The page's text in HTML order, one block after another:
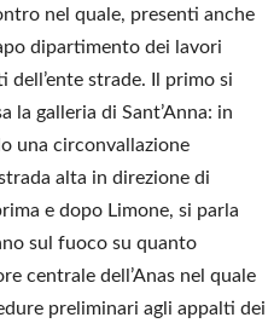
nel quale, presenti anche
dipartimento dei lavori
strade. Il primo si
galleria di Sant’Anna: in
una circonvallazione
alta in direzione di
e dopo Limone, si parla
sul fuoco su quanto
centrale dell’Anas nel quale
preliminari agli appalti dei